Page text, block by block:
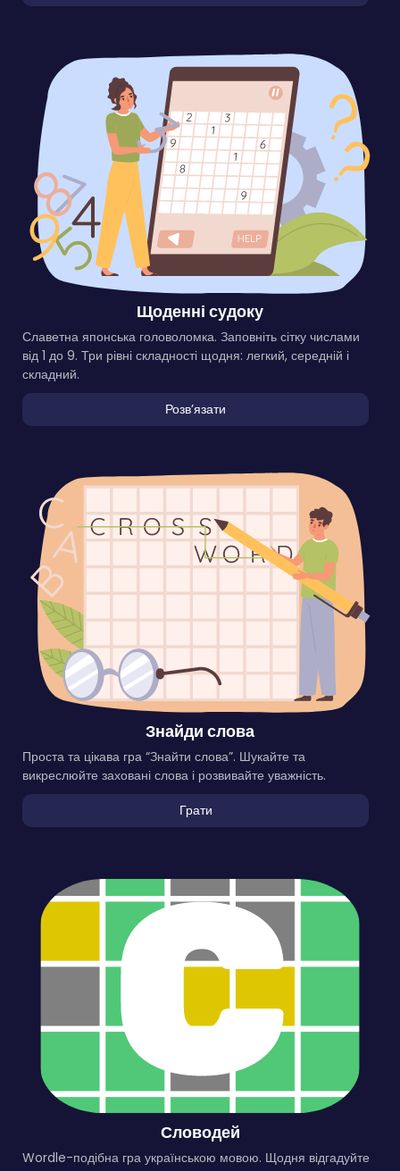
Щоденні судоку
Славетна японська головоломка. Заповніть сітку числами
від 1 до 9. Три рівні складності щодня: легкий, середній і
складний.
Розвʼязати
Знайди слова
Проста та цікава гра “Знайти слова”. Шукайте та
викреслюйте заховані слова і розвивайте уважність.
Грати
Словодей
Wordle-подібна гра українською мовою. Щодня відгадуйте